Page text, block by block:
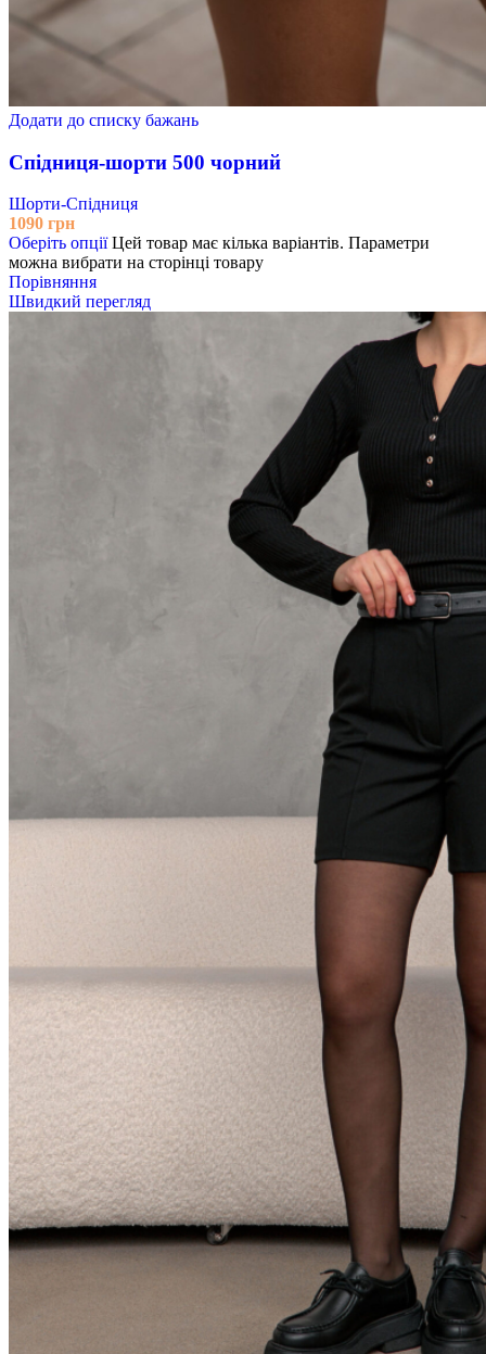
Додати до списку бажань
Спідниця-шорти 500 чорний
Шорти-Спідниця
1090 грн
Оберіть опції Цей товар має кілька варіантів. Параметри
можна вибрати на сторінці товару
Порівняння
Швидкий перегляд